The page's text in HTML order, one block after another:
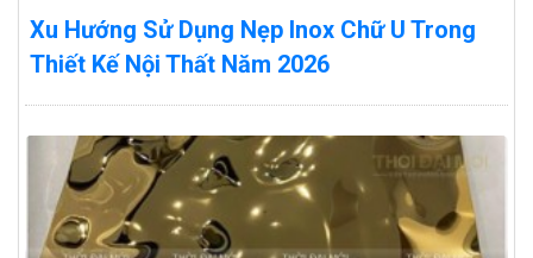
Xu Hướng Sử Dụng Nẹp Inox Chữ U Trong
Thiết Kế Nội Thất Năm 2026